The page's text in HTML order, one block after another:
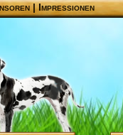
|Impressionen